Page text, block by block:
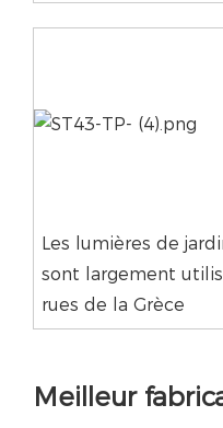
Les lumières de
sont largement
rues de la Grèce
Meilleur